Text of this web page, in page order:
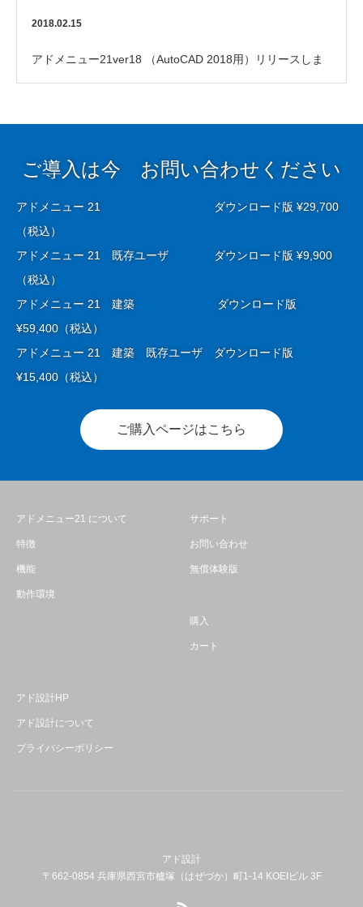
した
2018.02.15
アドメニュー21ver18 （AutoCAD 2018用）リリースしま
ご導入は今 お問い合わせください
アドメニュー 21 ダウンロード版 ¥29,700
（税込）
アドメニュー 21 既存ユーザ ダウンロード版 ¥9,900
（税込）
アドメニュー 21 建築 ダウンロード版
¥59,400（税込）
アドメニュー 21 建築 既存ユーザ ダウンロード版
¥15,400（税込）
ご購入ページはこちら
アドメニュー21 について
特徴
機能
動作環境
サポート
お問い合わせ
無償体験版
購入
カート
アド設計HP
アド設計について
プライバシーポリシー
アド設計
〒662-0854 兵庫県西宮市櫨塚（はぜづか）町1-14 KOEIビル 3F